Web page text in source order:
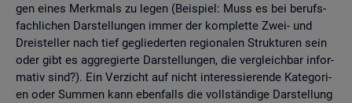
gen eines Merk­mals zu legen (Bei­spiel: Muss es bei be­rufs­
fach­li­chen Dar­stel­lun­gen immer der kom­plet­te Zwei- und
Drei­stel­ler nach tief ge­glie­der­ten re­gio­na­len Struk­tu­ren sein
oder gibt es agg­re­gier­te Dar­stel­lun­gen, die ver­gleich­bar in­for­
ma­tiv sind?). Ein Ver­zicht auf nicht in­ter­es­sie­ren­de Ka­te­go­ri­
en oder Sum­men kann eben­falls die voll­stän­di­ge Dar­stel­lung